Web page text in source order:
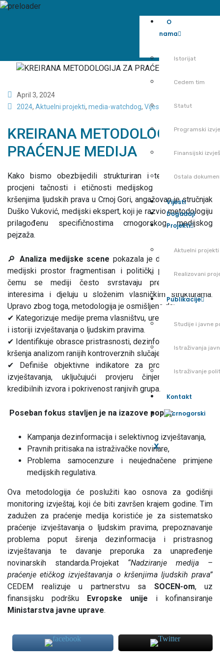
O
nama
Istorijat
Cedem tim
Statut
Programski
Finansijski
Ostala
Vijesti
Događaji
Projekti
Aktuelni projekti
Realizovani
Publikacije
Studije i javne
Istraživanja
Istraživanje
Kontakt
X
April 3, 2024
2024, Aktuelni projekti, media-watchdog, Vijesti
KREIRANA METODOLOGIJA ZA
PRAĆENJE MEDIJA
Kako bismo obezbijedili strukturiran i temeljan pristup
procjeni tačnosti i etičnosti medijskog izvještavanja o
kršenjima ljudskih prava u Crnoj Gori, angažovan je stručnjak
Duško Vuković, medijski ekspert, koji je razvio metodologiju
prilagođenu specifičnostima crnogorskog medijskog
pejzaža.
🔎 Analiza medijske scene pokazala je da je crnogorski
medijski prostor fragmentisan i politički polarizovan, pri
čemu se mediji često svrstavaju prema političkim
interesima i djeluju u složenim vlasničkim strukturama.
Upravo zbog toga, metodologija je osmišljena da:
✔ Kategorizuje medije prema vlasništvu, uređivačkoj politici
i istoriji izvještavanja o ljudskim pravima.
✔ Identifikuje obrasce pristrasnosti, dezinformacija i etičkih
kršenja analizom ranijih kontroverznih slučajeva.
✔ Definiše objektivne indikatore za procjenu kvaliteta
izvještavanja, uključujući provjeru činjenica, upotrebu
kredibilnih izvora i pokrivenost ranjivih grupa.
Poseban fokus stavljen je na izazove poput:
Kampanja dezinformacija i selektivnog izvještavanja,
Pravnih pritisaka na istraživačke novinare,
Problema samocenzure i neujednačene primjene
medijskih regulativa.
Ova metodologija će poslužiti kao osnova za godišnji
monitoring izvještaj, koji će biti završen krajem godine. Tim
zadužen za praćenje medija koristiće je za sistematsko
praćenje izvještavanja o ljudskim pravima, prepoznavanje
problema poput širenja dezinformacija i pristrasnog
izvještavanja te davanje preporuka za unapređenje
novinarskih standarda.Projekat “Nadziranje medija –
praćenje etičkog izvještavanja o kršenjima ljudskih prava”
CEDEM realizuje u partnerstvu sa SOCEN-om, uz
finansijsku podršku Evropske unije i kofinansiranje
Ministarstva javne uprave.